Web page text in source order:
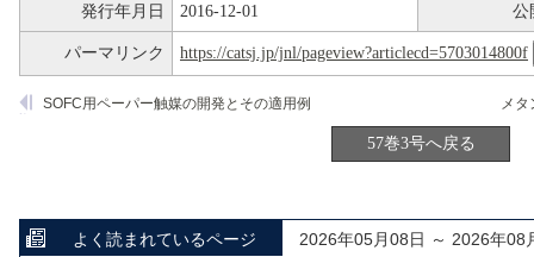
発行年月日 2016-12-01 公
パーマリンク https://catsj.jp/jnl/pageview?articlecd=5703014800f
SOFC用ペーパー触媒の開発とその適用例
57巻3号へ戻る
よく読まれているページ 2026年05月08日 ～ 2026年08